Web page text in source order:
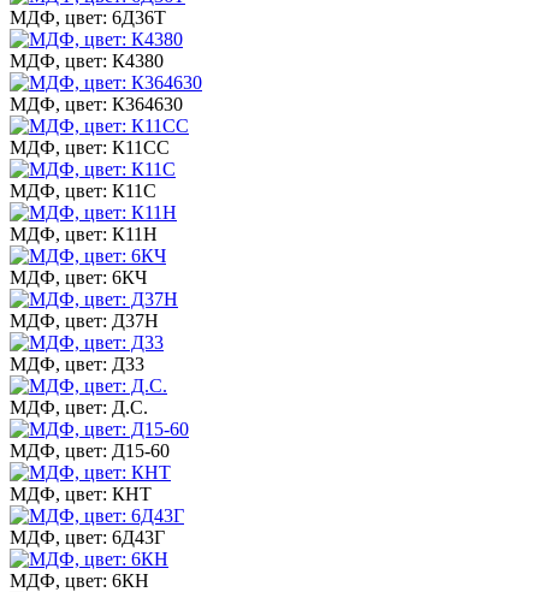
МДФ, цвет: 6Д36Т
МДФ, цвет: К4380
МДФ, цвет: К364630
МДФ, цвет: К11СС
МДФ, цвет: К11С
МДФ, цвет: К11Н
МДФ, цвет: 6КЧ
МДФ, цвет: Д37Н
МДФ, цвет: Д33
МДФ, цвет: Д.С.
МДФ, цвет: Д15-60
МДФ, цвет: КНТ
МДФ, цвет: 6Д43Г
МДФ, цвет: 6КН